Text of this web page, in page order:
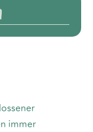
immer